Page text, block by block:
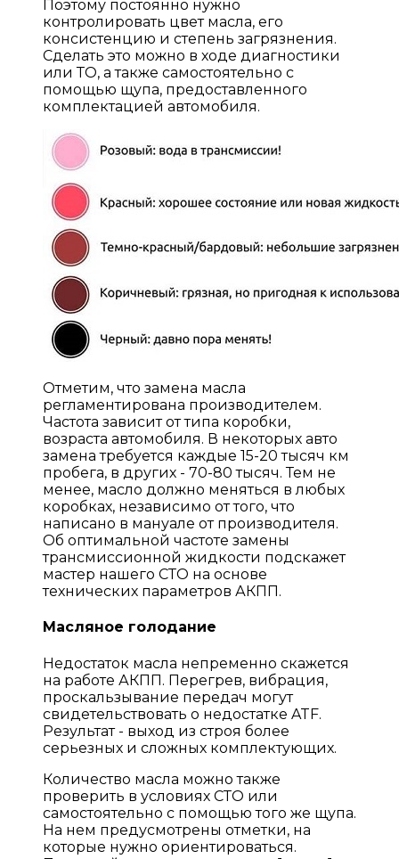
Поэтому постоянно нужно
контролировать цвет масла, его
консистенцию и степень загрязнения.
Сделать это можно в ходе диагностики
или ТО, а также самостоятельно с
помощью щупа, предоставленного
комплектацией автомобиля.
Отметим, что замена масла
регламентирована производителем.
Частота зависит от типа коробки,
возраста автомобиля. В некоторых авто
замена требуется каждые 15-20 тысяч км
пробега, в других - 70-80 тысяч. Тем не
менее, масло должно меняться в любых
коробках, независимо от того, что
написано в мануале от производителя.
Об оптимальной частоте замены
трансмиссионной жидкости подскажет
мастер нашего СТО на основе
технических параметров АКПП.
Масляное голодание
Недостаток масла непременно скажется
на работе АКПП. Перегрев, вибрация,
проскальзывание передач могут
свидетельствовать о недостатке ATF.
Результат - выход из строя более
серьезных и сложных комплектующих.
Количество масла можно также
проверить в условиях СТО или
самостоятельно с помощью того же щупа.
На нем предусмотрены отметки, на
которые нужно ориентироваться.